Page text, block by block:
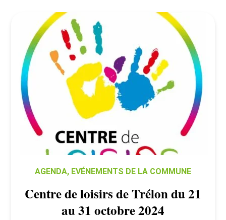
AGENDA, EVÉNEMENTS DE LA COMMUNE
Centre de loisirs de Trélon du 21
au 31 octobre 2024